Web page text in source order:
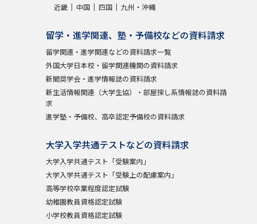
近畿
中国 四国 九州・沖縄
留学・進学関連、塾・予備校などの資料請求
留学関連・進学関連などの資料請求一覧
外国大学日本校・留学関連機関の資料請求
新聞奨学会・進学情報誌の資料請求
新生活情報関連（大学生協）・部屋探し系情報誌の資料請
求
進学塾・予備校、高卒認定予備校の資料請求
大学入学共通テストなどの資料請求
大学入学共通テスト「受験案内」
大学入学共通テスト「受験上の配慮案内」
高等学校卒業程度認定試験
幼稚園教員資格認定試験
小学校教員資格認定試験